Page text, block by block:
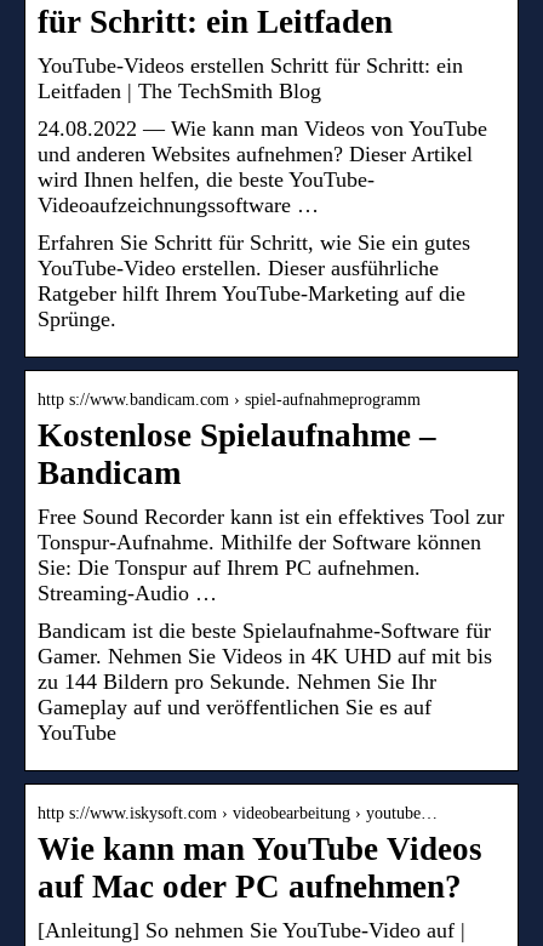
für Schritt: ein Leitfaden
YouTube-Videos erstellen Schritt für Schritt: ein
Leitfaden | The TechSmith Blog
24.08.2022 — Wie kann man Videos von YouTube
und anderen Websites aufnehmen? Dieser Artikel
wird Ihnen helfen, die beste YouTube-
Videoaufzeichnungssoftware …
Erfahren Sie Schritt für Schritt, wie Sie ein gutes
YouTube-Video erstellen. Dieser ausführliche
Ratgeber hilft Ihrem YouTube-Marketing auf die
Sprünge.
http s://www.bandicam.com › spiel-aufnahmeprogramm
Kostenlose Spielaufnahme –
Bandicam
Free Sound Recorder kann ist ein effektives Tool zur
Tonspur-Aufnahme. Mithilfe der Software können
Sie: Die Tonspur auf Ihrem PC aufnehmen.
Streaming-Audio …
Bandicam ist die beste Spielaufnahme-Software für
Gamer. Nehmen Sie Videos in 4K UHD auf mit bis
zu 144 Bildern pro Sekunde. Nehmen Sie Ihr
Gameplay auf und veröffentlichen Sie es auf
YouTube
http s://www.iskysoft.com › videobearbeitung › youtube…
Wie kann man YouTube Videos
auf Mac oder PC aufnehmen?
[Anleitung] So nehmen Sie YouTube-Video auf |